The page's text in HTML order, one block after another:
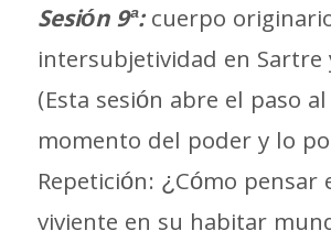
Sesión 9ª:cuerpo
intersubjetividad en Sartre
(Esta sesión abre el paso
momento del poder y lo
Repetición: ¿Cómo pensar
viviente en su habitar